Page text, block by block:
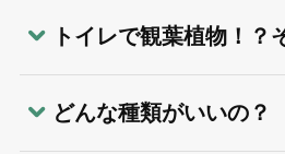
トイレで観葉植物！？
どんな種類がいいの？